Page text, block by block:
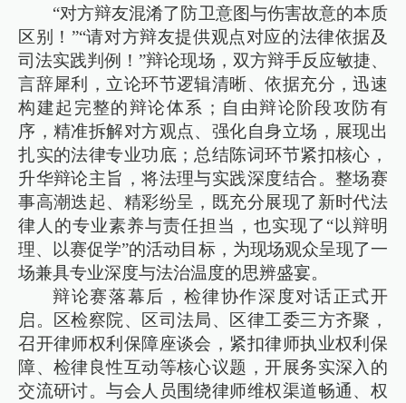
“对方辩友混淆了防卫意图与伤害故意的本质
区别！”“请对方辩友提供观点对应的法律依据及
司法实践判例！”辩论现场，双方辩手反应敏捷、
言辞犀利，立论环节逻辑清晰、依据充分，迅速
构建起完整的辩论体系；自由辩论阶段攻防有
序，精准拆解对方观点、强化自身立场，展现出
扎实的法律专业功底；总结陈词环节紧扣核心，
升华辩论主旨，将法理与实践深度结合。整场赛
事高潮迭起、精彩纷呈，既充分展现了新时代法
律人的专业素养与责任担当，也实现了“以辩明
理、以赛促学”的活动目标，为现场观众呈现了一
场兼具专业深度与法治温度的思辨盛宴。
辩论赛落幕后，检律协作深度对话正式开
启。区检察院、区司法局、区律工委三方齐聚，
召开律师权利保障座谈会，紧扣律师执业权利保
障、检律良性互动等核心议题，开展务实深入的
交流研讨。与会人员围绕律师维权渠道畅通、权